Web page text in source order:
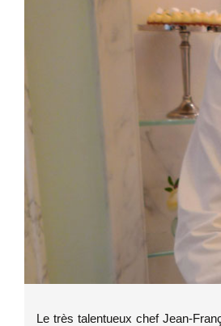
Le très talentueux chef Jean-